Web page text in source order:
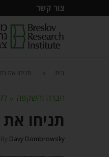
צור קשר
בית תניחו את
חברה והשקפה ⬦
תניחו
By Davy Dombrowsky